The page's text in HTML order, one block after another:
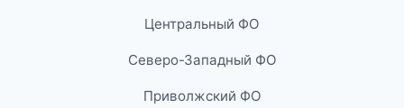
Центральный ФО
Северо-Западный ФО
Приволжский ФО